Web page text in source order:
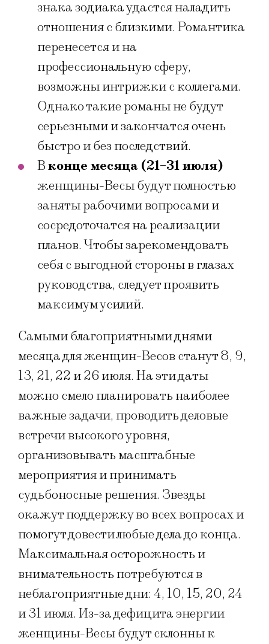
знака зодиака удастся наладить
отношения с близкими. Романтика
перенесется и на
профессиональную сферу,
возможны интрижки с коллегами.
Однако такие романы не будут
серьезными и закончатся очень
быстро и без последствий.
Вконце месяца (21-31 июля)
женщины-Весы будут полностью
заняты рабочими вопросами и
сосредоточатся на реализации
планов. Чтобы зарекомендовать
себя с выгодной стороны в глазах
руководства, следует проявить
максимум усилий.
Самыми благоприятными днями
месяца для женщин-Весов станут 8, 9,
13, 21, 22 и 26 июля. На эти даты
можно смело планировать наиболее
важные задачи, проводить деловые
встречи высокого уровня,
организовывать масштабные
мероприятия и принимать
судьбоносные решения. Звезды
окажут поддержку во всех вопросах и
помогут довести любые дела до конца.
Максимальная осторожность и
внимательность потребуются в
неблагоприятные дни: 4, 10, 15, 20, 24
и 31 июля. Из-за дефицита энергии
женщины-Весы будут склонны к